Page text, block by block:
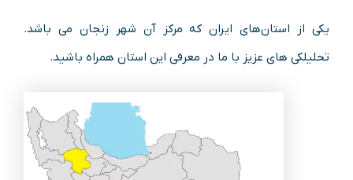
یکی از استان‌های ایران که مرکز آن شهر زنجان می باشد.
تحلیلکی های عزیز با ما در معرفی این استان همراه باشید.